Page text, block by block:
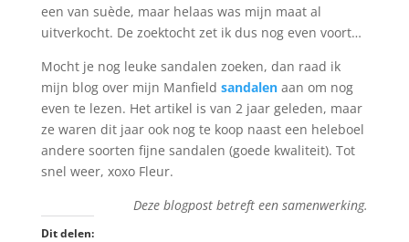
een van suède, maar helaas was mijn maat al
uitverkocht. De zoektocht zet ik dus nog even voort…
Mocht je nog leuke sandalen zoeken, dan raad ik
mijn blog over mijn Manfield sandalenaan om nog
even te lezen. Het artikel is van 2 jaar geleden, maar
ze waren dit jaar ook nog te koop naast een heleboel
andere soorten fijne sandalen (goede kwaliteit). Tot
snel weer, xoxo Fleur.
Deze blogpost betreft een samenwerking.
Dit delen: